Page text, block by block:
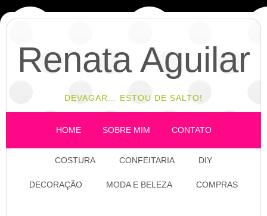
Renata Aguilar
DEVAGAR... ESTOU DE SALTO!
HOME SOBRE MIM CONTATO
COSTURA CONFEITARIA DIY
DECORAÇÃO MODA E BELEZA COMPRAS